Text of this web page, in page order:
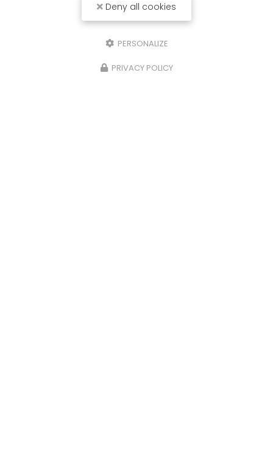
Deny all cookies
PERSONALIZE
PRIVACY POLICY